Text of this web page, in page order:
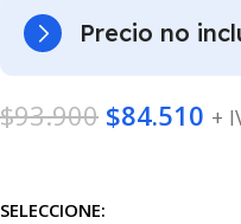
Precio no
$93.900 $84.510 +
SELECCIONE: